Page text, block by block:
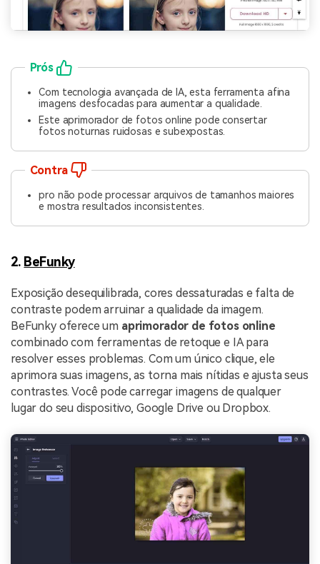
Prós
Com tecnologia avançada de IA, esta ferramenta afina
imagens desfocadas para aumentar a qualidade.
Este aprimorador de fotos online pode consertar
fotos noturnas ruidosas e subexpostas.
Contra
pro não pode processar arquivos de tamanhos maiores
e mostra resultados inconsistentes.
2. BeFunky
Exposição desequilibrada, cores dessaturadas e falta de
contraste podem arruinar a qualidade da imagem.
BeFunky oferece um aprimorador de fotos online
combinado com ferramentas de retoque e IA para
resolver esses problemas. Com um único clique, ele
aprimora suas imagens, as torna mais nítidas e ajusta seus
contrastes. Você pode carregar imagens de qualquer
lugar do seu dispositivo, Google Drive ou Dropbox.